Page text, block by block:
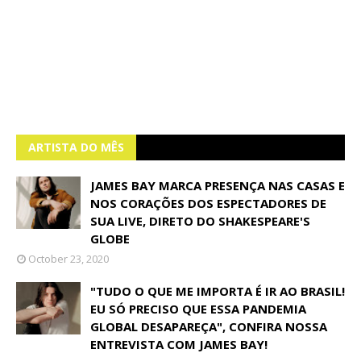
ARTISTA DO MÊS
JAMES BAY MARCA PRESENÇA NAS CASAS E
NOS CORAÇÕES DOS ESPECTADORES DE
SUA LIVE, DIRETO DO SHAKESPEARE'S
GLOBE
October 23, 2020
"TUDO O QUE ME IMPORTA É IR AO BRASIL!
EU SÓ PRECISO QUE ESSA PANDEMIA
GLOBAL DESAPAREÇA", CONFIRA NOSSA
ENTREVISTA COM JAMES BAY!